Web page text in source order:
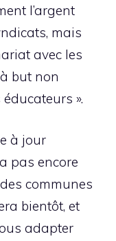
l’argent
mais
avec les
but non
».
à jour
pas encore
communes
bientôt, et
adapter